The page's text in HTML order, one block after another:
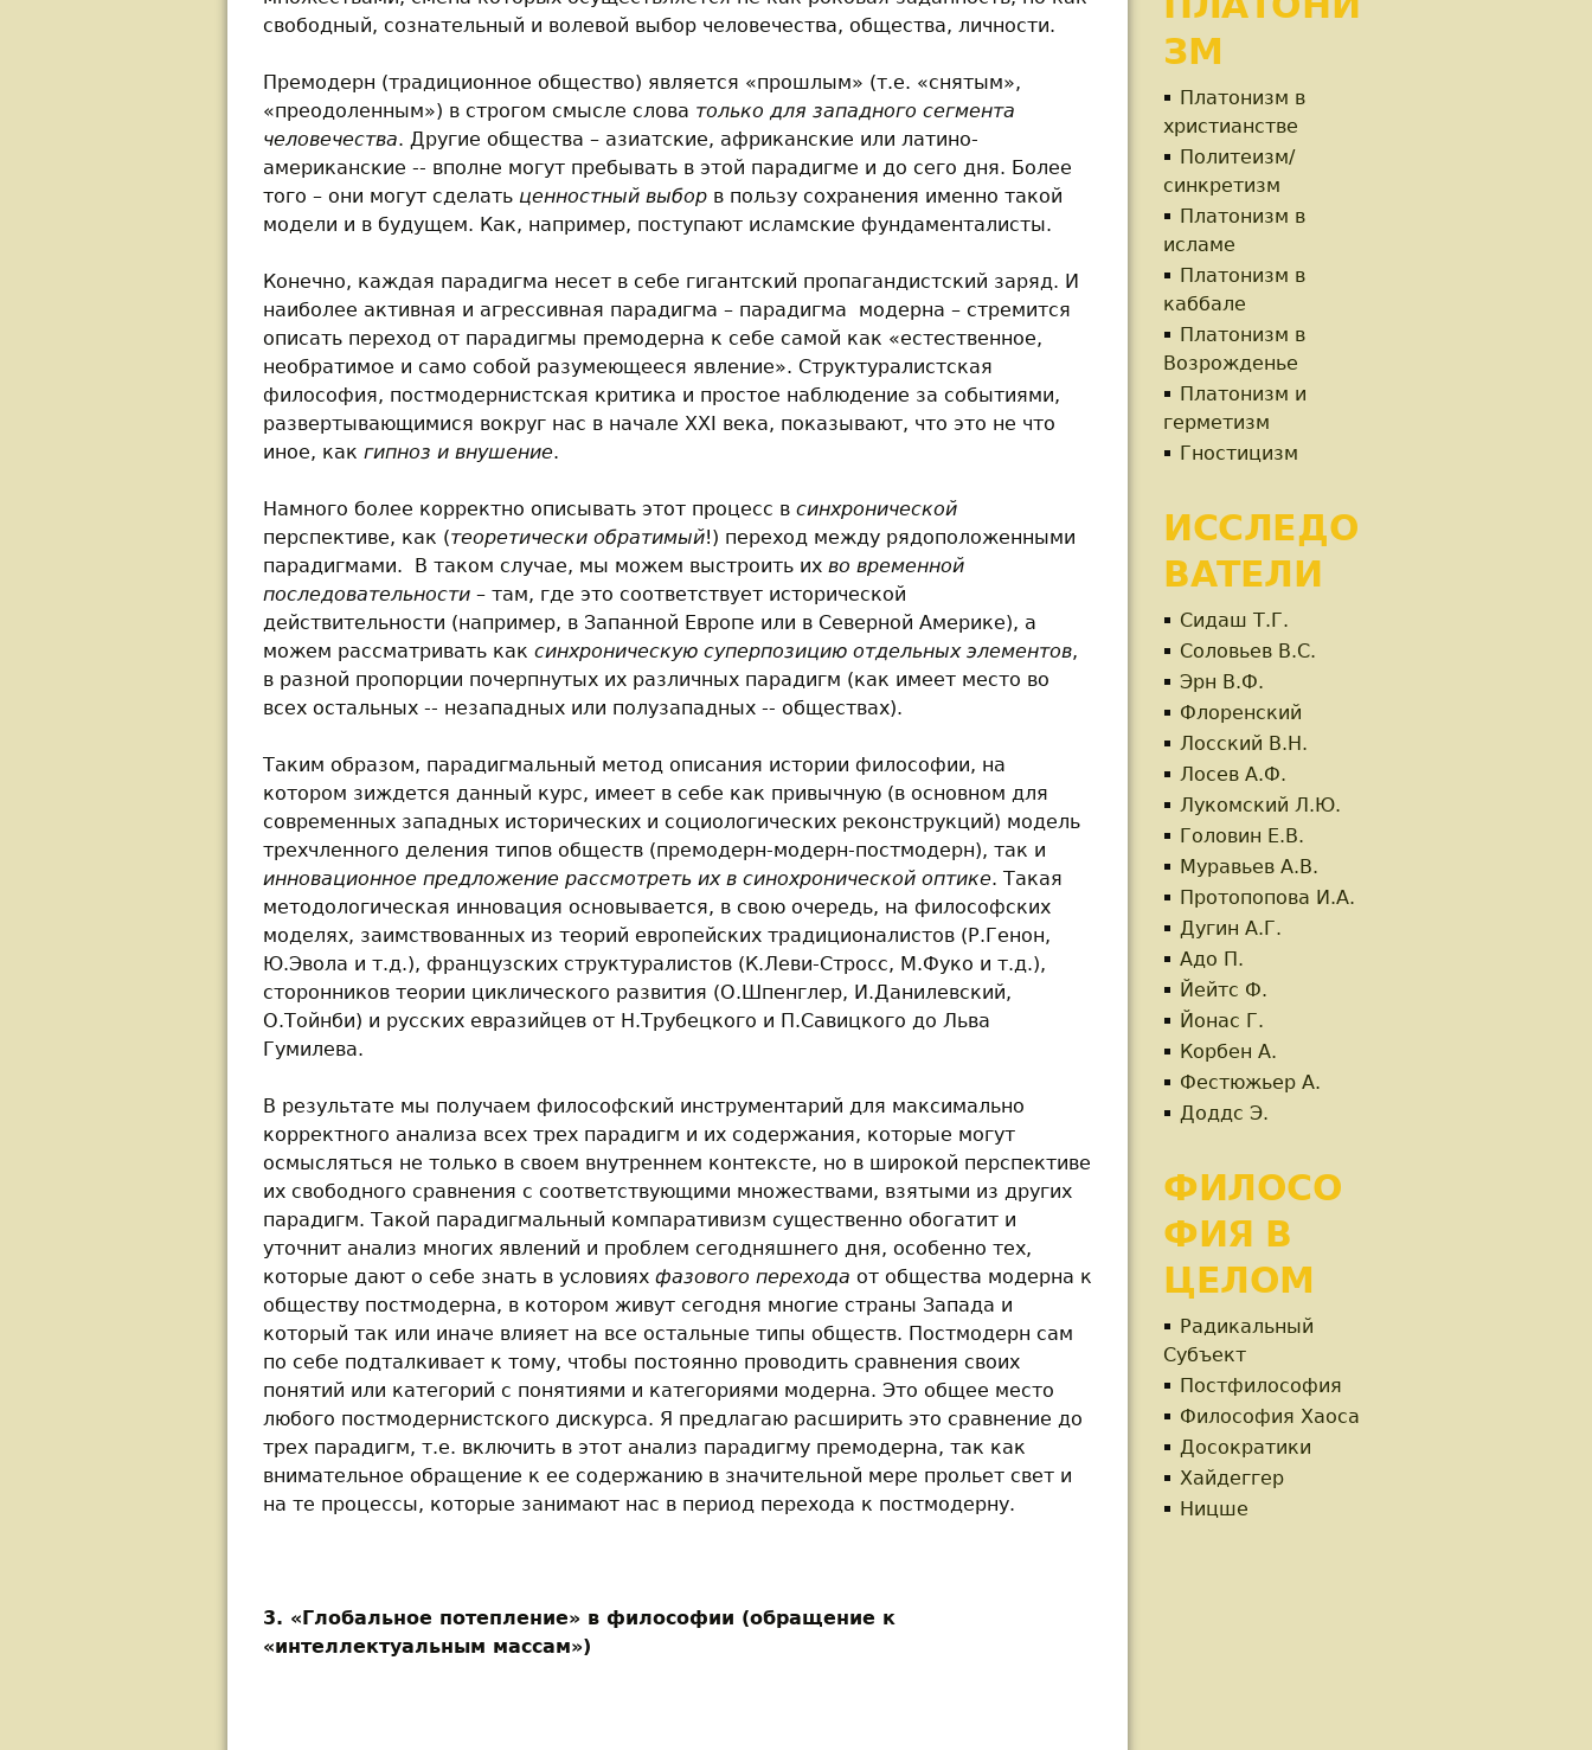
свободный, сознательный и волевой выбор человечества, общества, личности.
Премодерн (традиционное общество) является «прошлым» (т.е. «снятым»,
«преодоленным») в строгом смысле слова только для западного сегмента
человечества. Другие общества – азиатские, африканские или латино-
американские -- вполне могут пребывать в этой парадигме и до сего дня. Более
того – они могут сделать ценностный выбор в пользу сохранения именно такой
модели и в будущем. Как, например, поступают исламские фундаменталисты.
Конечно, каждая парадигма несет в себе гигантский пропагандистский заряд. И
наиболее активная и агрессивная парадигма – парадигма модерна – стремится
описать переход от парадигмы премодерна к себе самой как «естественное,
необратимое и само собой разумеющееся явление». Структуралистская
философия, постмодернистская критика и простое наблюдение за событиями,
развертывающимися вокруг нас в начале XXI века, показывают, что это не что
иное, как гипноз и внушение.
Намного более корректно описывать этот процесс в синхронической
перспективе, как (теоретически обратимый!) переход между рядоположенными
парадигмами. В таком случае, мы можем выстроить их во временной
последовательности – там, где это соответствует исторической
действительности (например, в Запанной Европе или в Северной Америке), а
можем рассматривать как синхроническую суперпозицию отдельных элементов,
в разной пропорции почерпнутых их различных парадигм (как имеет место во
всех остальных -- незападных или полузападных -- обществах).
Таким образом, парадигмальный метод описания истории философии, на
котором зиждется данный курс, имеет в себе как привычную (в основном для
современных западных исторических и социологических реконструкций) модель
трехчленного деления типов обществ (премодерн-модерн-постмодерн), так и
инновационное предложение рассмотреть их в синохронической оптике. Такая
методологическая инновация основывается, в свою очередь, на философских
моделях, заимствованных из теорий европейских традиционалистов (Р.Генон,
Ю.Эвола и т.д.), французских структуралистов (К.Леви-Стросс, М.Фуко и т.д.),
сторонников теории циклического развития (О.Шпенглер, И.Данилевский,
О.Тойнби) и русских евразийцев от Н.Трубецкого и П.Савицкого до Льва
Гумилева.
В результате мы получаем философский инструментарий для максимально
корректного анализа всех трех парадигм и их содержания, которые могут
осмысляться не только в своем внутреннем контексте, но в широкой перспективе
их свободного сравнения с соответствующими множествами, взятыми из других
парадигм. Такой парадигмальный компаративизм существенно обогатит и
уточнит анализ многих явлений и проблем сегодняшнего дня, особенно тех,
которые дают о себе знать в условиях фазового перехода от общества модерна к
обществу постмодерна, в котором живут сегодня многие страны Запада и
который так или иначе влияет на все остальные типы обществ. Постмодерн сам
по себе подталкивает к тому, чтобы постоянно проводить сравнения своих
понятий или категорий с понятиями и категориями модерна. Это общее место
любого постмодернистского дискурса. Я предлагаю расширить это сравнение до
трех парадигм, т.е. включить в этот анализ парадигму премодерна, так как
внимательное обращение к ее содержанию в значительной мере прольет свет и
на те процессы, которые занимают нас в период перехода к постмодерну.
3. «Глобальное потепление» в философии (обращение к
«интеллектуальным массам»)
ЗМ
Платонизм в
христианстве
Политеизм/
синкретизм
Платонизм в
исламе
Платонизм в
каббале
Платонизм в
Возрожденье
Платонизм и
герметизм
Гностицизм
ИССЛЕДО
ВАТЕЛИ
Сидаш Т.Г.
Соловьев В.С.
Эрн В.Ф.
Флоренский
Лосский В.Н.
Лосев А.Ф.
Лукомский Л.Ю.
Головин Е.В.
Муравьев А.В.
Протопопова И.А.
Дугин А.Г.
Адо П.
Йейтс Ф.
Йонас Г.
Корбен А.
Фестюжьер А.
Доддс Э.
ФИЛОСО
ФИЯ В
ЦЕЛОМ
Радикальный
Субъект
Постфилософия
Философия Хаоса
Досократики
Хайдеггер
Ницше